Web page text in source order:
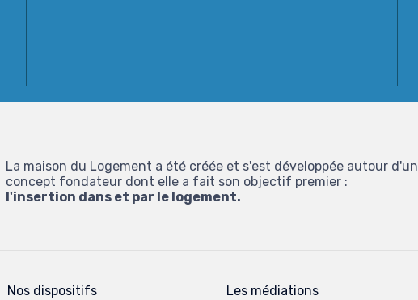
La maison du Logement a été créée et s'est développée autour d'un
concept fondateur dont elle a fait son objectif premier :
l'insertion dans et par le logement.
Nos dispositifs Les médiations